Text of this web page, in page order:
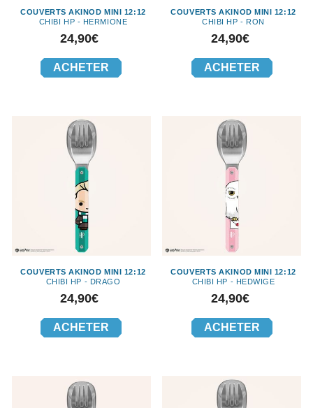
COUVERTS AKINOD MINI 12:12
CHIBI HP - HERMIONE
Prix
24,90€
ACHETER
COUVERTS AKINOD MINI 12:12
CHIBI HP - RON
Prix
24,90€
ACHETER
COUVERTS AKINOD MINI 12:12
CHIBI HP - DRAGO
Prix
24,90€
ACHETER
COUVERTS AKINOD MINI 12:12
CHIBI HP - HEDWIGE
Prix
24,90€
ACHETER